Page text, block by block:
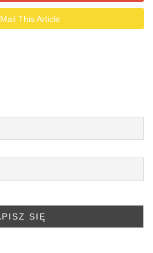
Mail This Article